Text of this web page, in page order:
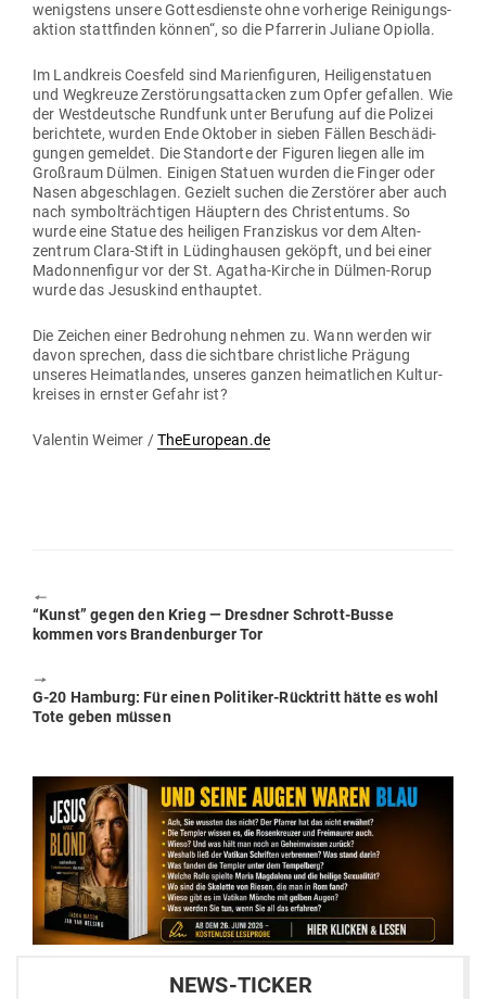
wenigstens unsere Got­tes­dienste ohne vor­herige Rei­ni­gungs­
aktion statt­finden können“, so die Pfar­rerin Juliane Opiolla.
Im Land­kreis Coesfeld sind Mari­en­fi­guren, Hei­li­gen­statuen
und Weg­kreuze Zer­stö­rungs­at­tacken zum Opfer gefallen. Wie
der West­deutsche Rundfunk unter Berufung auf die Polizei
berichtete, wurden Ende Oktober in sieben Fällen Beschä­di­
gungen gemeldet. Die Standorte der Figuren liegen alle im
Großraum Dülmen. Einigen Statuen wurden die Finger oder
Nasen abge­schlagen. Gezielt suchen die Zer­störer aber auch
nach sym­bol­träch­tigen Häuptern des Chris­tentums. So
wurde eine Statue des hei­ligen Fran­ziskus vor dem Alten­
zentrum Clara-Stift in Lüding­hausen geköpft, und bei einer
Madon­nen­figur vor der St. Agatha-Kirche in Dülmen-Rorup
wurde das Jesuskind enthauptet.
Die Zeichen einer Bedrohung nehmen zu. Wann werden wir
davon sprechen, dass die sichtbare christ­liche Prägung
unseres Hei­mat­landes, unseres ganzen hei­mat­lichen Kul­tur­
kreises in ernster Gefahr ist?
Valentin Weimer /TheEuropean.de
🠔
Previous
post:
“Kunst” gegen den Krieg — Dresdner Schrott-Busse
kommen vors Bran­den­burger Tor
🠖
Next
post:
G‑20 Hamburg: Für einen Poli­tiker-Rück­tritt hätte es wohl
Tote geben müssen
NEWS-TICKER